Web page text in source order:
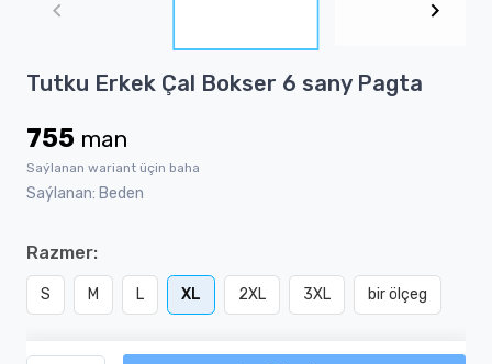
1
2
Tutku Erkek Çal Bokser 6 sany Pagta
755 man
Saýlanan wariant üçin baha
Saýlanan: Beden
Razmer:
S M L XL 2XL 3XL bir ölçeg